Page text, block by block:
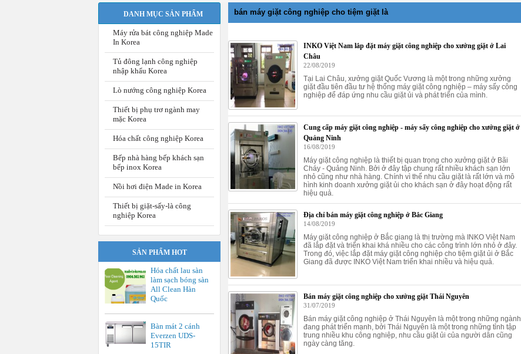
DANH MỤC SẢN PHẨM
Máy rửa bát công nghiệp Made
In Korea
Tủ đông lạnh công nghiệp
nhập khẩu Korea
Lò nướng công nghiệp Korea
Thiết bị phụ trơ ngành may
mặc Korea
Hóa chất công nghiệp Korea
Bếp nhà hàng bếp khách sạn
bếp inox Korea
Nồi hơi điện Made in Korea
Thiết bị giặt-sấy-là công
nghiệp Korea
SẢN PHẨM HOT
Hóa chất lau sàn
làm sạch bóng sàn
All Clean Hàn
Quốc
Bàn mát 2 cánh
Everzen UDS-
15TIR
bán máy giặt công nghiệp cho tiệm giặt là
INKO Việt Nam lắp đặt máy giặt công nghiệp cho xưởng giặt ở Lai
Châu
22/08/2019
Tại Lai Châu, xưởng giặt Quốc Vương là một trong những xưởng
giặt đầu tiên đầu tư hệ thống máy giặt công nghiệp – máy sấy công
nghiệp để đáp ứng nhu cầu giặt ủi và phát triển của mình.
Cung cấp máy giặt công nghiệp - máy sấy công nghiệp cho xưởng giặt ở
Quảng Ninh
16/08/2019
Máy giặt công nghiệp là thiết bị quan trọng cho xưởng giặt ở Bãi
Cháy - Quảng Ninh. Bởi ở đây tập chung rất nhiều khách sạn lớn
nhỏ cũng như nhà hàng. Chính vì thế nhu cầu giặt là rất lớn và mô
hình kinh doanh xưởng giặt ủi cho khách sạn ở đây hoạt động rất
hiệu quả.
Địa chỉ bán máy giặt công nghiệp ở Bắc Giang
14/08/2019
Máy giặt công nghiệp ở Bắc giang là thị trường mà INKO Việt Nam
đã lắp đặt và triển khai khá nhiều cho các công trình lớn nhỏ ở đây.
Trong đó, việc lắp đặt máy giặt công nghiệp cho tiệm giặt ủi ở Bắc
Giang đã được INKO Việt Nam triển khai nhiều và hiệu quả.
Bán máy giặt công nghiệp cho xưởng giặt Thái Nguyên
31/07/2019
Bán máy giặt công nghiệp ở Thái Nguyên là một trong những ngành
đang phát triển mạnh, bởi Thái Nguyên là một trong những tỉnh tập
trung nhiều khu công nghiệp, nhu cầu giặt ủi của người dân cũng
ngày càng tăng.